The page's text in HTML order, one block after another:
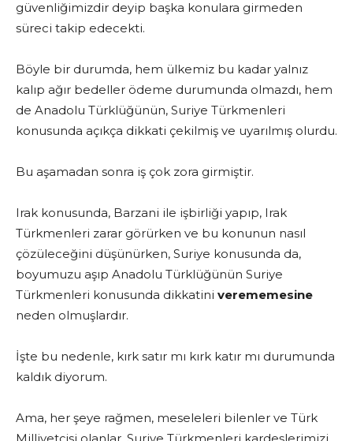
güvenliğimizdir deyip başka konulara girmeden
süreci takip edecekti.
Böyle bir durumda, hem ülkemiz bu kadar yalnız
kalıp ağır bedeller ödeme durumunda olmazdı, hem
de Anadolu Türklüğünün, Suriye Türkmenleri
konusunda açıkça dikkati çekilmiş ve uyarılmış olurdu.
Bu aşamadan sonra iş çok zora girmiştir.
Irak konusunda, Barzani ile işbirliği yapıp, Irak
Türkmenleri zarar görürken ve bu konunun nasıl
çözüleceğini düşünürken, Suriye konusunda da,
boyumuzu aşıp Anadolu Türklüğünün Suriye
Türkmenleri konusunda dikkatini verememesine
neden olmuşlardır.
İşte bu nedenle, kırk satır mı kırk katır mı durumunda
kaldık diyorum.
Ama, her şeye rağmen, meseleleri bilenler ve Türk